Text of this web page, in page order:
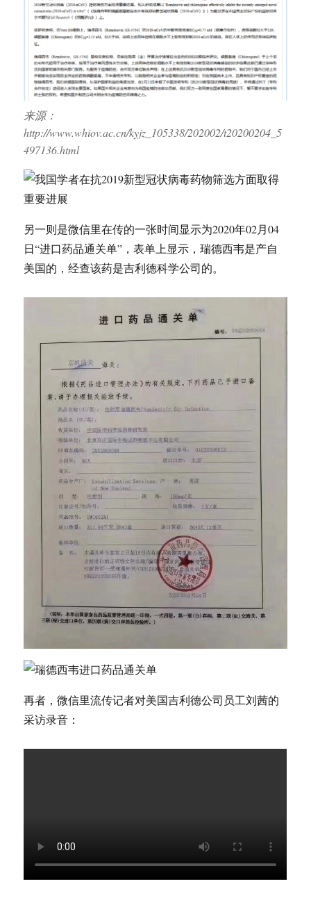
来源：
http://www.whiov.ac.cn/kyjz_105338/202002/t20200204_5
497136.html
另一则是微信里在传的一张时间显示为2020年02月04
日“进口药品通关单”，表单上显示，瑞德西韦是产自
美国的，经查该药是吉利德科学公司的。
再者，微信里流传记者对美国吉利德公司员工刘茜的
采访录音：